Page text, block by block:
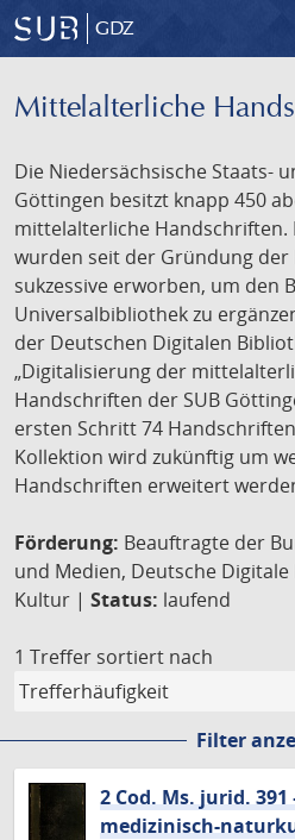
GDZ
Mittelalterliche
Die Niedersächsische Staats-
Göttingen besitzt knapp 450
mittelalterliche Handschriften.
wurden seit der Gründung der
sukzessive erworben, um den
Universalbibliothek zu
der Deutschen Digitalen
„Digitalisierung der
Handschriften der SUB
ersten Schritt 74
Kollektion wird zukünftig um
Handschriften erweitert
Förderung: Beauftragte der
und Medien, Deutsche
Kultur | Status: laufend
1 Treffer sortiert nach
Filter
2 Cod. Ms. jurid. 391
medizinisch-